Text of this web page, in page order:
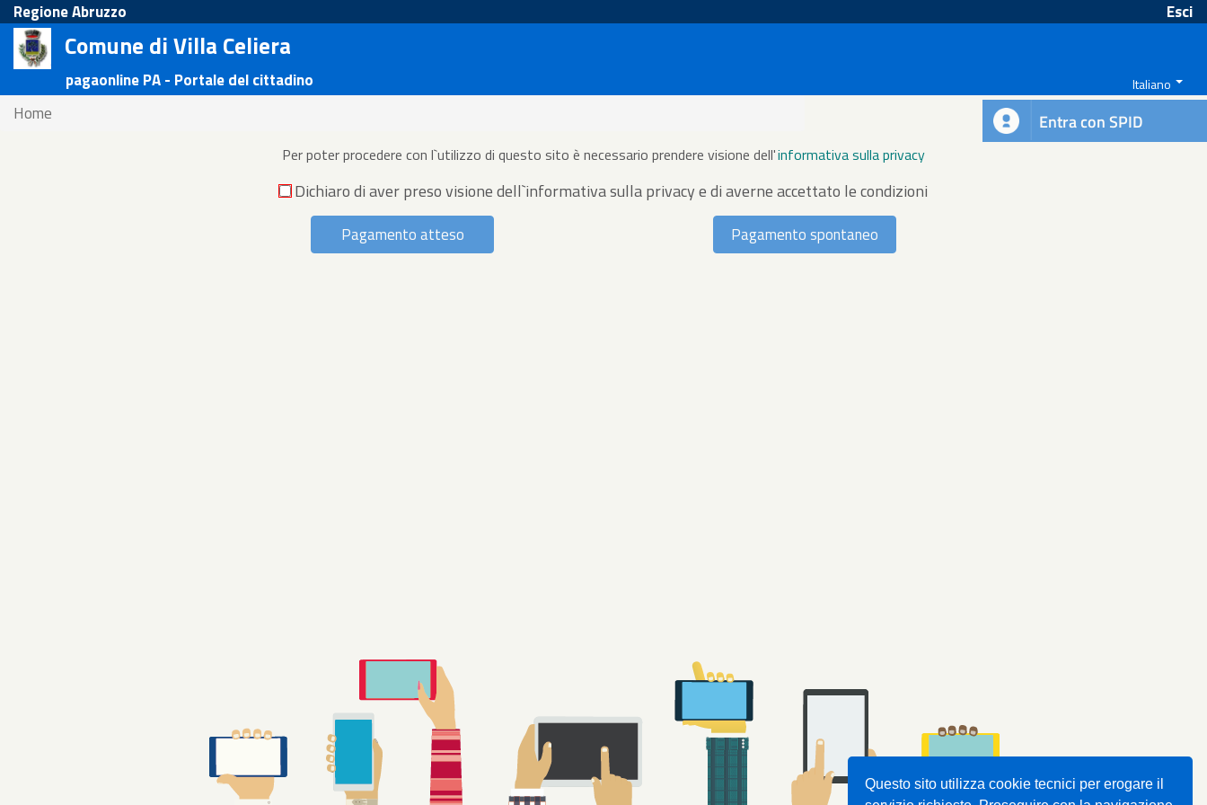
Questo sito utilizza cookie tecnici per erogare il
Regione Abruzzo Esci
Comune di Villa Celiera
pagaonline PA - Portale del cittadino Italiano
Home Entra con SPID
Per poter procedere con l`utilizzo di questo sito è necessario prendere visione dell'informativa sulla privacy
Dichiaro di aver preso visione dell`informativa sulla privacy e di averne accettato le condizioni